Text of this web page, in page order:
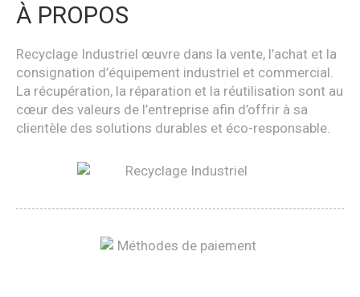
À PROPOS
Recyclage Industriel œuvre dans la vente, l’achat et la
consignation d’équipement industriel et commercial.
La récupération, la réparation et la réutilisation sont au
cœur des valeurs de l’entreprise afin d’offrir à sa
clientèle des solutions durables et éco-responsable.